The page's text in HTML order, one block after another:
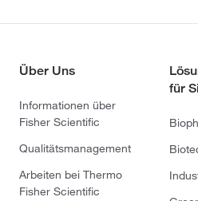
Über Uns
Informationen über
Fisher Scientific
Qualitätsmanagement
Arbeiten bei Thermo
Fisher Scientific
für